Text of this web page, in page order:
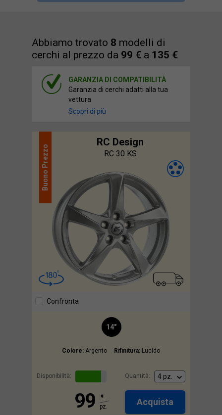
Abbiamo trovato 8 modelli di
cerchi al prezzo da 99 € a 135 €
GARANZIA DI COMPATIBILITÀ
Garanzia di cerchi adatti alla tua
vettura
Scopri di più
RC Design
RC 30 KS
Buono
Prezzo
Confronta
14"
Colore: Argento Rifinitura: Lucido
Disponibilità: Quantità:
99
€
pz.
Acquista